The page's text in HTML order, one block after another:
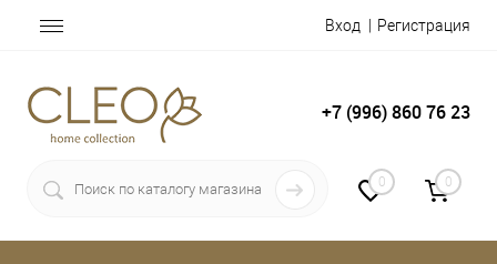
Вход Регистрация
+7 (996) 860 76 23
0 0